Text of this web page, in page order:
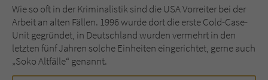
Wie so oft in der Kriminalistik sind die USA Vorreiter bei der
Arbeit an alten Fällen. 1996 wurde dort die erste Cold-Case-
Unit gegründet, in Deutschland wurden vermehrt in den
letzten fünf Jahren solche Einheiten eingerichtet, gerne auch
„Soko Altfälle“ genannt.